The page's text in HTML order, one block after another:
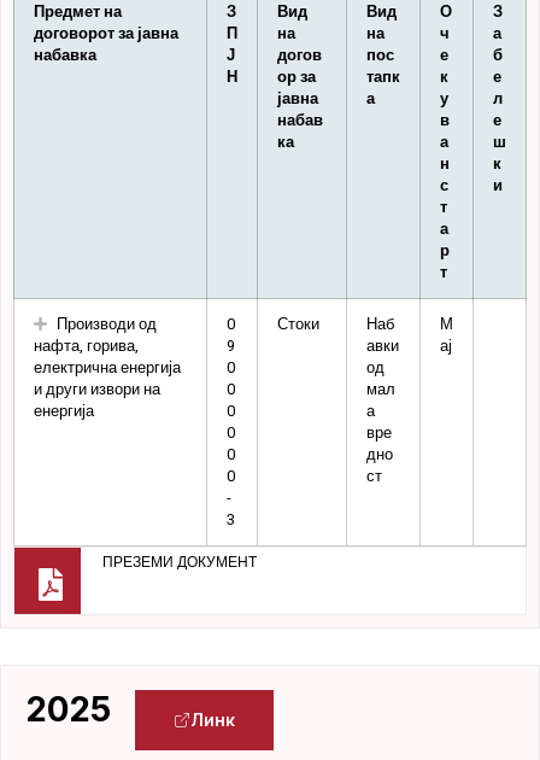
Предмет на
договорот за јавна
набавка
З
П
Ј
Н
Вид
на
догов
ор за
јавна
набав
ка
Вид
на
пос
тапк
а
О
ч
е
к
у
в
а
н
с
т
а
р
т
З
а
б
е
л
е
ш
к
и
Производи од
нафта, горива,
електрична енергија
и други извори на
енергија
0
9
0
0
0
0
0
0
-
3
Стоки
Наб
авки
од
мал
а
вре
дно
ст
М
ај
ПРЕЗЕМИ ДОКУМЕНТ
2025 Линк